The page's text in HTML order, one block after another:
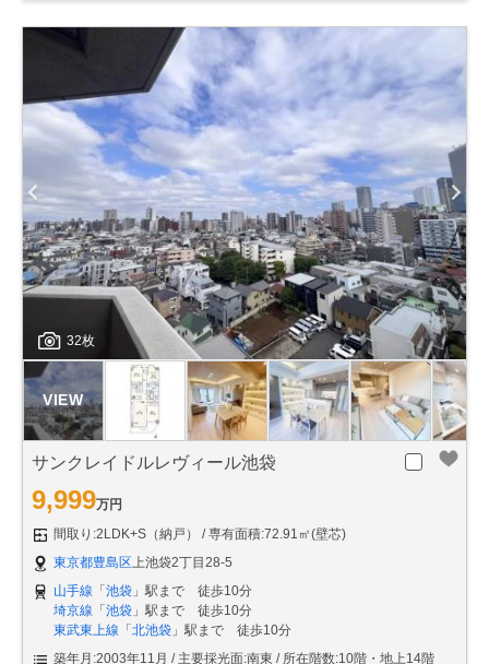
32枚
サンクレイドルレヴィール池袋
9,999万円
間取り:2LDK+S（納戸）
専有面積:72.91㎡(壁芯)
東京都豊島区 上池袋2丁目28-5
山手線 「池袋 」駅まで 徒歩10分
埼京線 「池袋 」駅まで 徒歩10分
東武東上線 「北池袋 」駅まで 徒歩10分
築年月:2003年11月
主要採光面:南東 所在階数:10階・地上14階